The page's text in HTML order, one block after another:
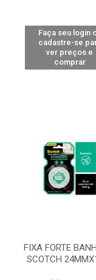
Faça seu login
cadastre-se
ver preços e
comprar
FIXA FORTE
SCOTCH